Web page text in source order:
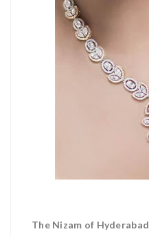
The Nizam of Hyderabad